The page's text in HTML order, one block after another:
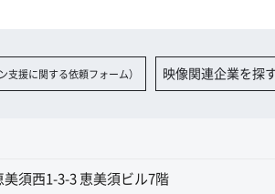
支援に関する依頼フォーム） 映像関連企業を探
須西1-3-3 恵美須ビル7階